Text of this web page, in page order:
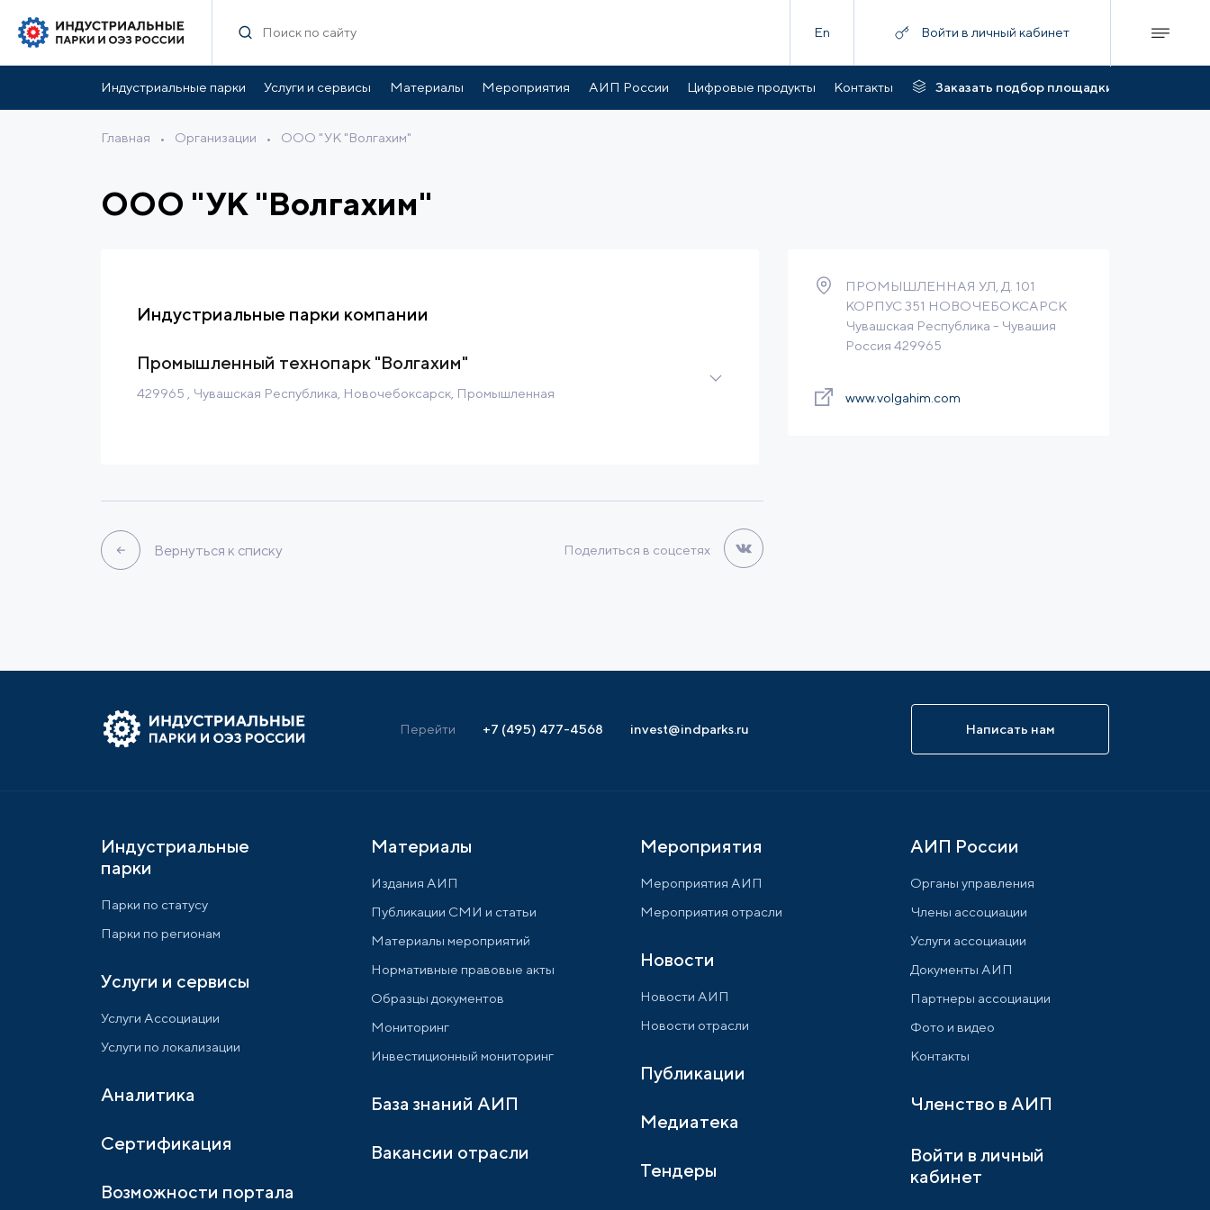
En Войти в личный кабинет
Индустриальные парки Услуги и сервисы Материалы Мероприятия АИП России Цифровые продукты Контакты Заказать подбор площадки
Главная • Организации • ООО "УК "Волгахим"
ООО "УК "Волгахим"
Индустриальные парки компании
Промышленный технопарк "Волгахим"
429965 , Чувашская Республика, Новочебоксарск, Промышленная
ПРОМЫШЛЕННАЯ УЛ, Д. 101
КОРПУС 351 НОВОЧЕБОКСАРСК
Чувашская Республика - Чувашия
Россия 429965
www.volgahim.com
Вернуться к списку Поделиться в соцсетях
Перейти +7 (495) 477-4568 invest@indparks.ru Написать нам
Индустриальные
парки
Парки по статусу
Парки по регионам
Услуги и сервисы
Услуги Ассоциации
Услуги по локализации
Аналитика
Сертификация
Возможности портала
Материалы
Издания АИП
Публикации СМИ и статьи
Материалы мероприятий
Нормативные правовые акты
Образцы документов
Мониторинг
Инвестиционный мониторинг
База знаний АИП
Вакансии отрасли
Мероприятия
Мероприятия АИП
Мероприятия отрасли
Новости
Новости АИП
Новости отрасли
Публикации
Медиатека
Тендеры
АИП России
Органы управления
Члены ассоциации
Услуги ассоциации
Документы АИП
Партнеры ассоциации
Фото и видео
Контакты
Членство в АИП
Войти в личный
кабинет